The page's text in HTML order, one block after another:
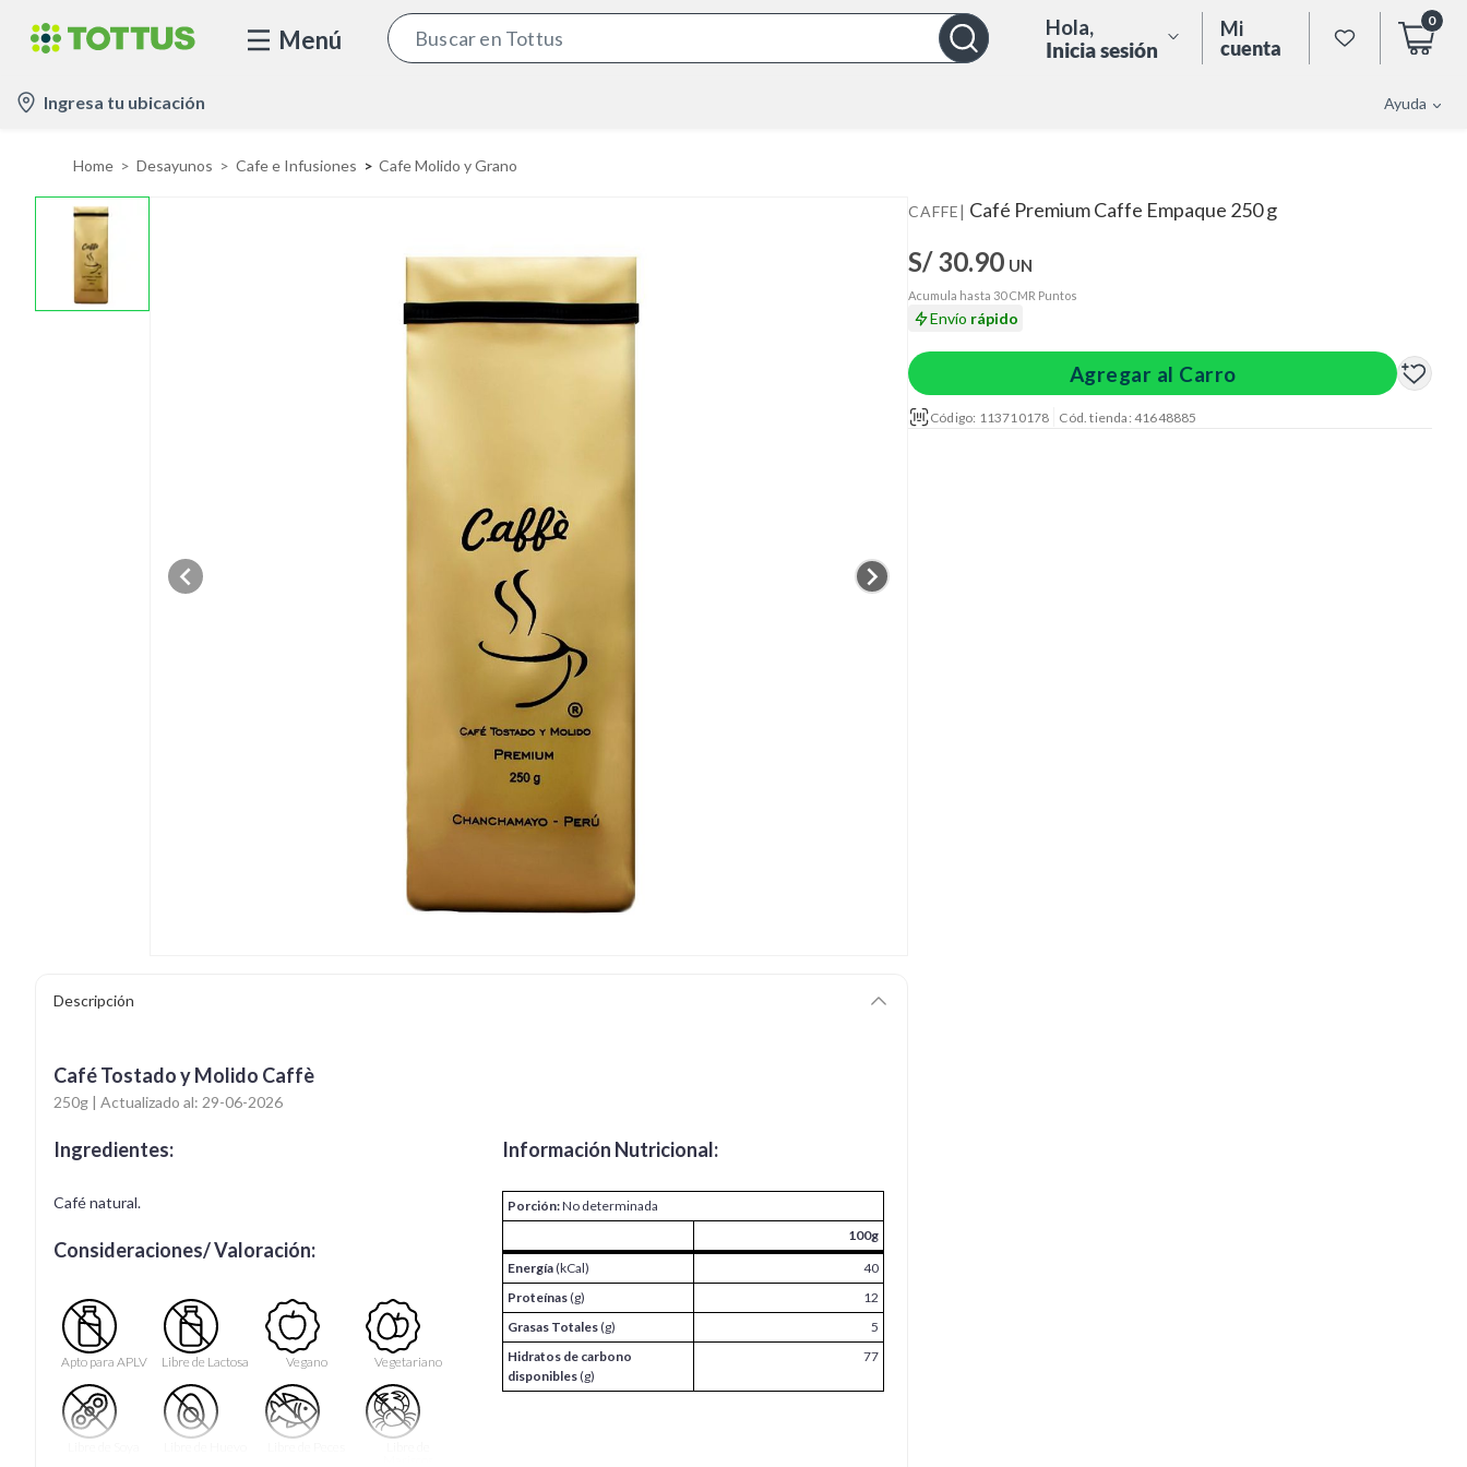
Menú Hola,
Inicia sesión
Mi
cuenta
0
Ingresa tu ubicación Ayuda
Home Desayunos Cafe e Infusiones Cafe Molido y Grano
Descripción
Café Tostado y Molido Caffè
250g | Actualizado al: 29-06-2026
Ingredientes:
Café natural.
Consideraciones/ Valoración:
Apto para APLV Libre de Lactosa Vegano Vegetariano
Información Nutricional:
Porción:No determinada
100g
Energía(kCal)
40
Proteínas(g)
12
Grasas Totales(g)
5
Hidratos de carbono
disponibles(g)
77
CAFFE| Café Premium Caffe Empaque 250 g
S/ 30.90 UN
Acumula hasta 30 CMR Puntos
Envío rápido
Agregar al Carro
Código: 113710178 Cód. tienda: 41648885